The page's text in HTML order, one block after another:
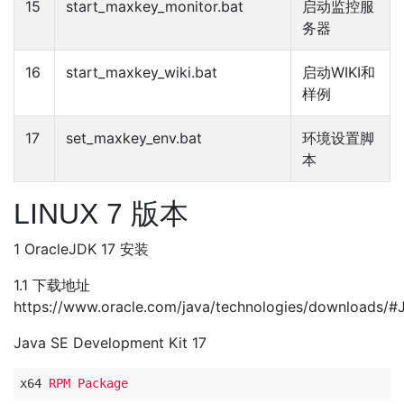
15 start_maxkey_monitor.bat
启动监控服
务器
16 start_maxkey_wiki.bat
启动WIKI和
样例
17 set_maxkey_env.bat
环境设置脚
本
LINUX 7 版本
1 OracleJDK 17 安装
1.1 下载地址
https://www.oracle.com/java/technologies/downloads/
Java SE Development Kit 17
x64 RPM Package